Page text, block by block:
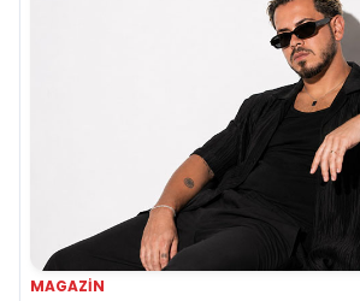
MAGAZIN